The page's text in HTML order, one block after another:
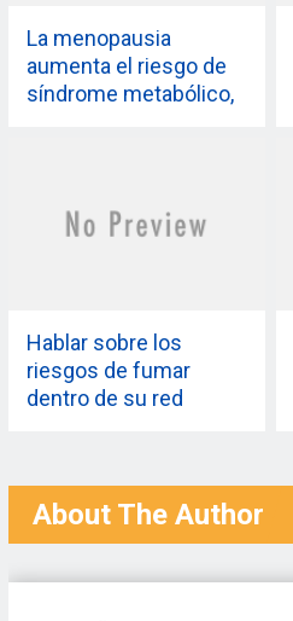
La menopausia
aumenta el riesgo de
síndrome metabólico,
Hablar sobre los
riesgos de fumar
dentro de su red
fumar
About The Author